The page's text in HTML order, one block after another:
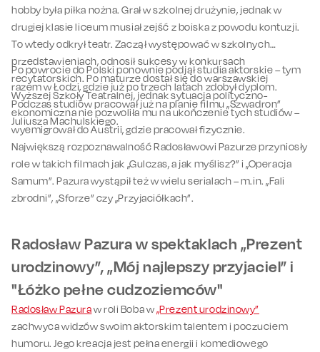
hobby była piłka nożna. Grał w szkolnej drużynie, jednak w
drugiej klasie liceum musiał zejść z boiska z powodu kontuzji.
To wtedy odkrył teatr. Zaczął występować w szkolnych
przedstawieniach, odnosił sukcesy w konkursach
recytatorskich. Po maturze dostał się do warszawskiej
Wyższej Szkoły Teatralnej, jednak sytuacja polityczno-
ekonomiczna nie pozwoliła mu na ukończenie tych studiów –
wyemigrował do Austrii, gdzie pracował fizycznie.
Po powrocie do Polski ponownie podjął studia aktorskie – tym
razem w Łodzi, gdzie już po trzech latach zdobył dyplom.
Podczas studiów pracował już na planie filmu „Szwadron”
Juliusza Machulskiego.
Największą rozpoznawalność Radosławowi Pazurze przyniosły
role w takich filmach jak „Gulczas, a jak myślisz?” i „Operacja
Samum”. Pazura wystąpił też w wielu serialach – m.in. „Fali
zbrodni”, „Sforze” czy „Przyjaciółkach”.
Radosław Pazura w spektaklach „Prezent
urodzinowy”, „Mój najlepszy przyjaciel” i
"Łóżko pełne cudzoziemców"
Radosław Pazuraw roli Boba w„Prezent urodzinowy”
zachwyca widzów swoim aktorskim talentem i poczuciem
humoru. Jego kreacja jest pełna energii i komediowego